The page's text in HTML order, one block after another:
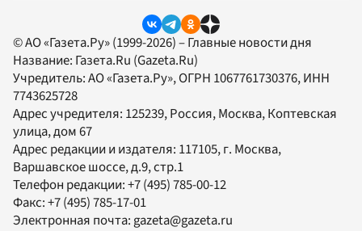
© АО «Газета.Ру» (1999-2026) – Главные новости дня
Название: Газета.Ru (Gazeta.Ru)
Учредитель:АО «Газета.Ру», ОГРН 1067761730376, ИНН
7743625728
Адрес учредителя: 125239, Россия, Москва, Коптевская
улица, дом 67
Адрес редакции и издателя: 117105, г. Москва,
Варшавское шоссе, д.9, стр.1
Телефон редакции:+7 (495) 785-00-12
Факс:+7 (495) 785-17-01
Электронная почта:gazeta@gazeta.ru